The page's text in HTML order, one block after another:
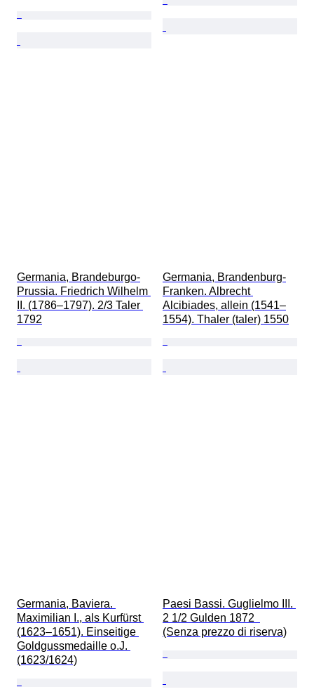
Germania, Brandeburgo-
Prussia. Friedrich Wilhelm
II. (1786–1797). 2/3 Taler
1792
Germania, Brandenburg-
Franken. Albrecht
Alcibiades, allein (1541–
1554). Thaler (taler) 1550
Germania, Baviera.
Maximilian I., als Kurfürst
(1623–1651). Einseitige
Goldgussmedaille o.J.
(1623/1624)
Paesi Bassi. Guglielmo III.
2 1/2 Gulden 1872
(Senza prezzo di riserva)